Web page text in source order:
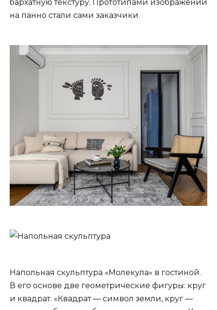
бархатную текстуру. Прототипами изображений
на панно стали сами заказчики.
Напольная скульптура «Молекула» в гостиной.
В его основе две геометрические фигуры: круг
и квадрат. «Квадрат — символ земли, круг —